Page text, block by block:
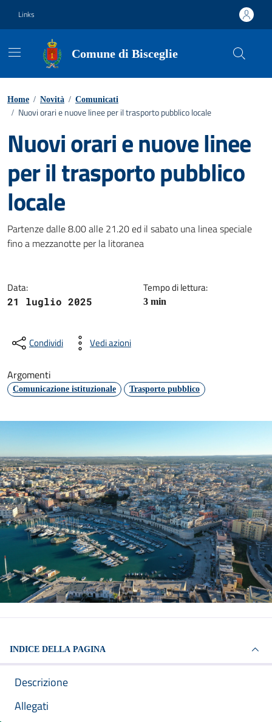
Links
Comune di Bisceglie
Home / Novità / Comunicati
/ Nuovi orari e nuove linee per il trasporto pubblico locale
Nuovi orari e nuove linee
per il trasporto pubblico
locale
Dettagli della notizia
Partenze dalle 8.00 alle 21.20 ed il sabato una linea speciale
fino a mezzanotte per la litoranea
Data:
21 luglio 2025
Tempo di lettura:
3 min
Condividi Vedi azioni
Argomenti
Comunicazione istituzionale Trasporto pubblico
INDICE DELLA PAGINA
Descrizione
Allegati